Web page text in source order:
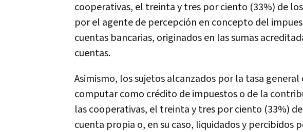
cooperativas, el treinta y tres por ciento (33%) de
por el agente de percepción en concepto del
cuentas bancarias, originados en las sumas
cuentas.
Asimismo, los sujetos alcanzados por la tasa
computar como crédito de impuestos o de la
las cooperativas, el treinta y tres por ciento (33%)
cuenta propia o, en su caso, liquidados y percibidos